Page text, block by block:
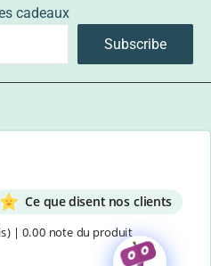
cadeaux
Subscribe
Ce que disent nos clients
| 0.00 note du produit